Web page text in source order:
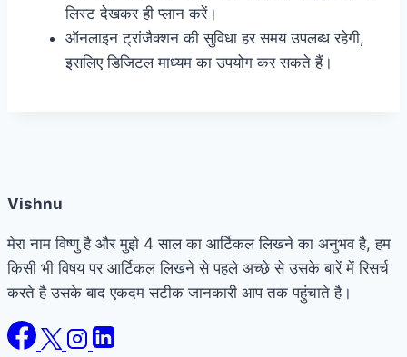
लिस्ट देखकर ही प्लान करें।
ऑनलाइन ट्रांजैक्शन की सुविधा हर समय उपलब्ध रहेगी,
इसलिए डिजिटल माध्यम का उपयोग कर सकते हैं।
Vishnu
मेरा नाम विष्णु है और मुझे 4 साल का आर्टिकल लिखने का अनुभव है, हम
किसी भी विषय पर आर्टिकल लिखने से पहले अच्छे से उसके बारें में रिसर्च
करते है उसके बाद एकदम सटीक जानकारी आप तक पहुंचाते है।